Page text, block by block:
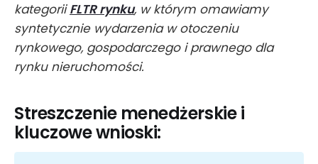
kategoriiFLTR rynku, w którym omawiamy
syntetycznie wydarzenia w otoczeniu
rynkowego, gospodarczego i prawnego dla
rynku nieruchomości.
Streszczenie menedżerskie i
kluczowe wnioski: